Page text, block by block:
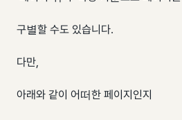
구별할 수도 있습니다.
다만,
아래와 같이 어떠한 페이지인지